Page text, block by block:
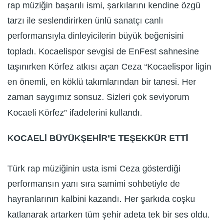
rap müziğin başarılı ismi, şarkılarını kendine özgü
tarzı ile seslendirirken ünlü sanatçı canlı
performansıyla dinleyicilerin büyük beğenisini
topladı. Kocaelispor sevgisi de EnFest sahnesine
taşınırken Körfez atkısı açan Ceza “Kocaelispor ligin
en önemli, en köklü takımlarından bir tanesi. Her
zaman saygımız sonsuz. Sizleri çok seviyorum
Kocaeli Körfez” ifadelerini kullandı.
KOCAELİ BÜYÜKŞEHİR’E TEŞEKKÜR ETTİ
Türk rap müziğinin usta ismi Ceza gösterdiği
performansın yanı sıra samimi sohbetiyle de
hayranlarının kalbini kazandı. Her şarkıda coşku
katlanarak artarken tüm şehir adeta tek bir ses oldu.